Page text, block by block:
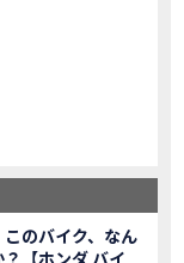
追加し発売！
Final Edition」を発売
新エンジンを搭載し発売！
新エンジンを搭載し発売！
日 敦賀ツーリング
ングを設定し発売！
GB350・GB350 S を発売！
のバイク、なん